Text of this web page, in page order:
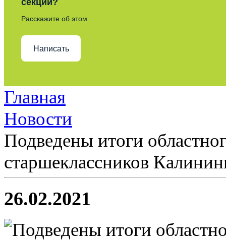
секции?
Расскажите об этом
Написать
Главная
Новости
Подведены итоги
старшеклассников
26.02.2021